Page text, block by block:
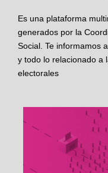
Es una plataforma
generados por la
Social. Te informamos
y todo lo relacionado a
electorales